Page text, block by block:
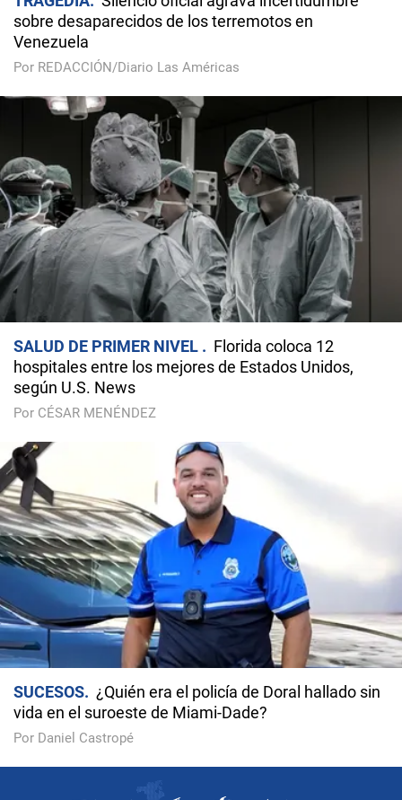
sobre desaparecidos de los terremotos en
Venezuela
Por REDACCIÓN/Diario Las Américas
SALUD DE PRIMER NIVEL
Florida coloca 12
hospitales entre los mejores de Estados Unidos,
según U.S. News
Por CÉSAR MENÉNDEZ
SUCESOS
¿Quién era el policía de Doral hallado sin
vida en el suroeste de Miami-Dade?
Por Daniel Castropé